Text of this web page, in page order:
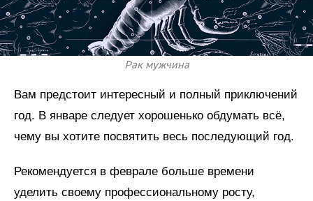
Рак мужчина
Вам предстоит интересный и полный приключений
год. В январе следует хорошенько обдумать всё,
чему вы хотите посвятить весь последующий год.
Рекомендуется в феврале больше времени
уделить своему профессиональному росту,